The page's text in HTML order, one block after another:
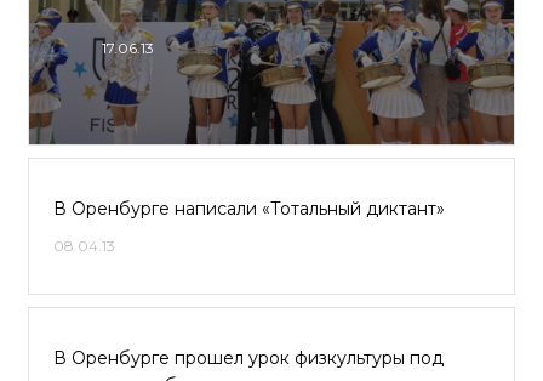
17.06.13
В Оренбурге написали «Тотальный диктант»
08.04.13
В Оренбурге прошел урок физкультуры под